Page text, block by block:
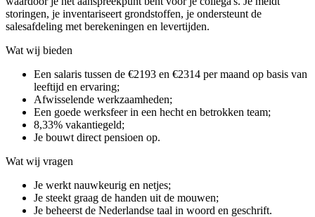
storingen, je inventariseert grondstoffen, je ondersteunt de
salesafdeling met berekeningen en levertijden.
Wat wij bieden
Een salaris tussen de €2193 en €2314 per maand op basis van
leeftijd en ervaring;
Afwisselende werkzaamheden;
Een goede werksfeer in een hecht en betrokken team;
8,33% vakantiegeld;
Je bouwt direct pensioen op.
Wat wij vragen
Je werkt nauwkeurig en netjes;
Je steekt graag de handen uit de mouwen;
Je beheerst de Nederlandse taal in woord en geschrift.